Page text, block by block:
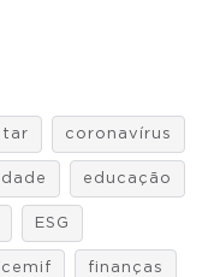
coronavírus
educação
ESG
finanças